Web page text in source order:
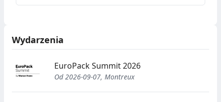
Wydarzenia
EuroPack Summit 2026
Od 2026-09-07, Montreux